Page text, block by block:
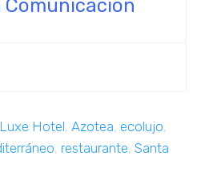
Comunicación
Hotel,Azotea,ecolujo,
,restaurante,Santa